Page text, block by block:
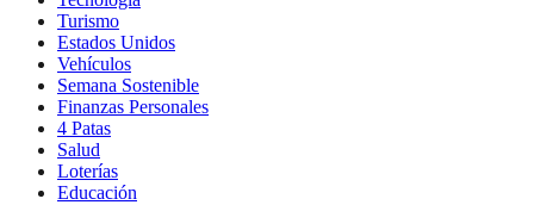
Turismo
Estados Unidos
Vehículos
Semana Sostenible
Finanzas Personales
4 Patas
Salud
Loterías
Educación